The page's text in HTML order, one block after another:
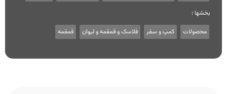
بخشها :
محصولات کمپ و سفر فلاسک و قمقمه و لیوان قمقمه